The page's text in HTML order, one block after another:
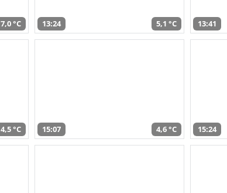
7,0 °C 13:24 5,1 °C 13:41
4,5 °C 15:07 4,6 °C 15:24